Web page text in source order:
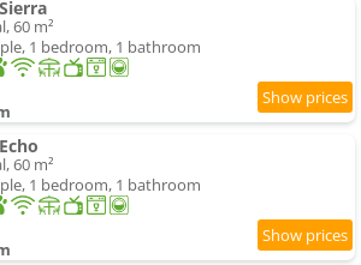
60 m²
1 bedroom, 1 bathroom
60 m²
1 bedroom, 1 bathroom